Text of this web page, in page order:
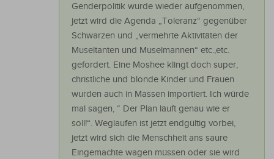
Genderpolitik wurde wieder aufgenommen,
jetzt wird die Agenda „Toleranz“ gegenüber
Schwarzen und „vermehrte Aktivitäten der
Museltanten und Muselmannen“ etc.,etc.
gefordert. Eine Moshee klingt doch super,
christliche und blonde Kinder und Frauen
wurden auch in Massen importiert. Ich würde
mal sagen, “ Der Plan läuft genau wie er
soll!“. Weglaufen ist jetzt endgültig vorbei,
jetzt wird sich die Menschheit ans saure
Eingemachte wagen müssen oder sie wird